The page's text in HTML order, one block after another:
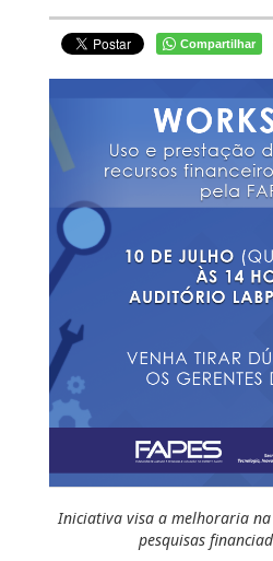
Compartilhar
Iniciativa visa a melhoraria
pesquisas